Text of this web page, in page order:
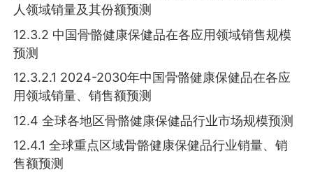
人领域销量及其份额预测
12.3.2 中国骨骼健康保健品在各应用领域销售规模
预测
12.3.2.1 2024-2030年中国骨骼健康保健品在各应
用领域销量、销售额预测
12.4 全球各地区骨骼健康保健品行业市场规模预测
12.4.1 全球重点区域骨骼健康保健品行业销量、销
售额预测